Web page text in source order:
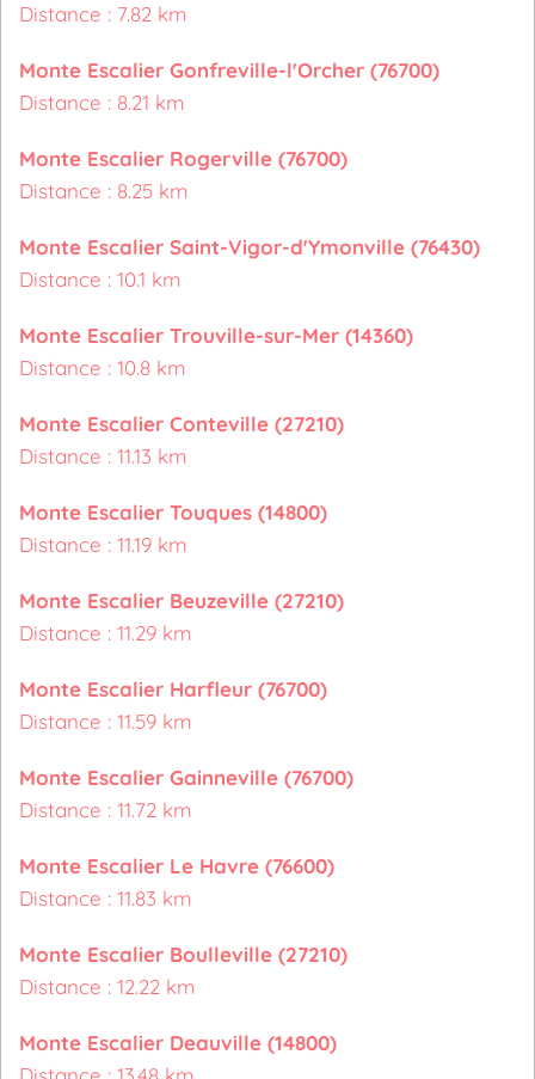
Distance : 7.82 km
Monte Escalier Gonfreville-l'Orcher (76700)
Distance : 8.21 km
Monte Escalier Rogerville (76700)
Distance : 8.25 km
Monte Escalier Saint-Vigor-d'Ymonville (76430)
Distance : 10.1 km
Monte Escalier Trouville-sur-Mer (14360)
Distance : 10.8 km
Monte Escalier Conteville (27210)
Distance : 11.13 km
Monte Escalier Touques (14800)
Distance : 11.19 km
Monte Escalier Beuzeville (27210)
Distance : 11.29 km
Monte Escalier Harfleur (76700)
Distance : 11.59 km
Monte Escalier Gainneville (76700)
Distance : 11.72 km
Monte Escalier Le Havre (76600)
Distance : 11.83 km
Monte Escalier Boulleville (27210)
Distance : 12.22 km
Monte Escalier Deauville (14800)